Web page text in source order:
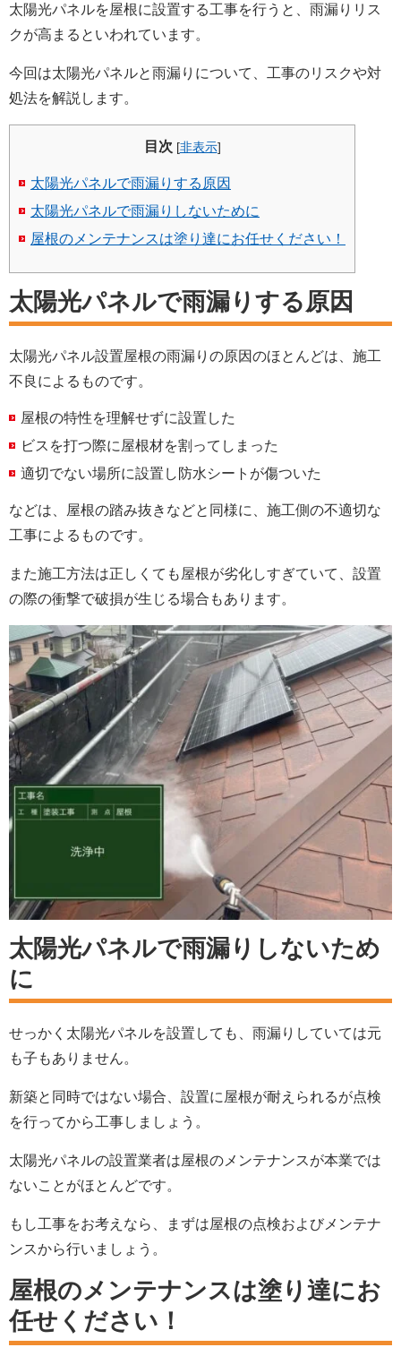
太陽光パネルを屋根に設置する工事を行うと、雨漏りリス
クが高まるといわれています。
今回は太陽光パネルと雨漏りについて、工事のリスクや対
処法を解説します。
目次 [非表示]
太陽光パネルで雨漏りする原因
太陽光パネルで雨漏りしないために
屋根のメンテナンスは塗り達にお任せください！
太陽光パネルで雨漏りする原因
太陽光パネル設置屋根の雨漏りの原因のほとんどは、施工
不良によるものです。
屋根の特性を理解せずに設置した
ビスを打つ際に屋根材を割ってしまった
適切でない場所に設置し防水シートが傷ついた
などは、屋根の踏み抜きなどと同様に、施工側の不適切な
工事によるものです。
また施工方法は正しくても屋根が劣化しすぎていて、設置
の際の衝撃で破損が生じる場合もあります。
太陽光パネルで雨漏りしないため
に
せっかく太陽光パネルを設置しても、雨漏りしていては元
も子もありません。
新築と同時ではない場合、設置に屋根が耐えられるが点検
を行ってから工事しましょう。
太陽光パネルの設置業者は屋根のメンテナンスが本業では
ないことがほとんどです。
もし工事をお考えなら、まずは屋根の点検およびメンテナ
ンスから行いましょう。
屋根のメンテナンスは塗り達にお
任せください！